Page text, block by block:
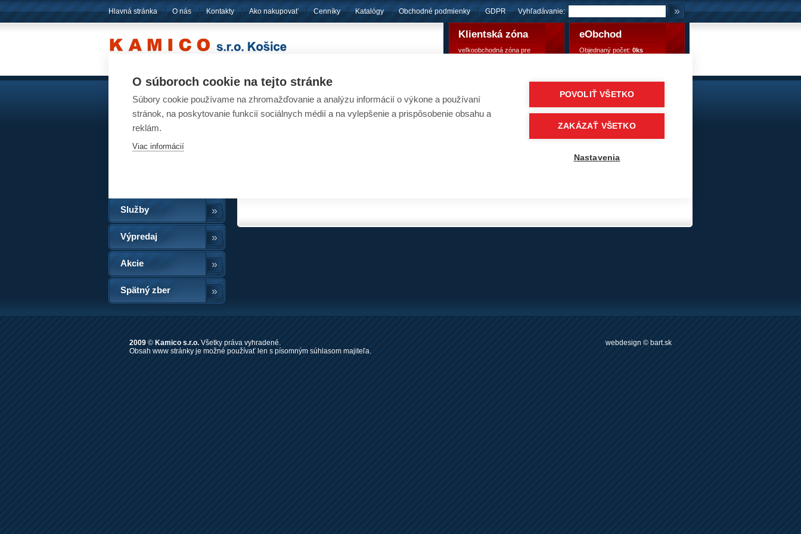
Hlavná stránka O nás Kontakty Ako nakupovať Cenníky Katalógy Obchodné podmienky GDPR Vyhľadávanie:
eObchod
Objednaný počet: 0ks
Klientská zóna
veľkoobchodná zóna pre
Akumulátory
Pneumatiky
Služby
Výpredaj
Akcie
Spätný zber
Akciová ponuka
2009 © Kamico s.r.o. Všetky práva vyhradené.
Obsah www stránky je možné používať len s písomným súhlasom majiteľa.
webdesign © bart.sk
O súboroch cookie na tejto stránke
Súbory cookie používame na zhromažďovanie a analýzu informácií o výkone a používaní
stránok, na poskytovanie funkcií sociálnych médií a na vylepšenie a prispôsobenie obsahu a
reklám.
Viac informácií
POVOLIŤ VŠETKO
ZAKÁZAŤ VŠETKO
Nastavenia